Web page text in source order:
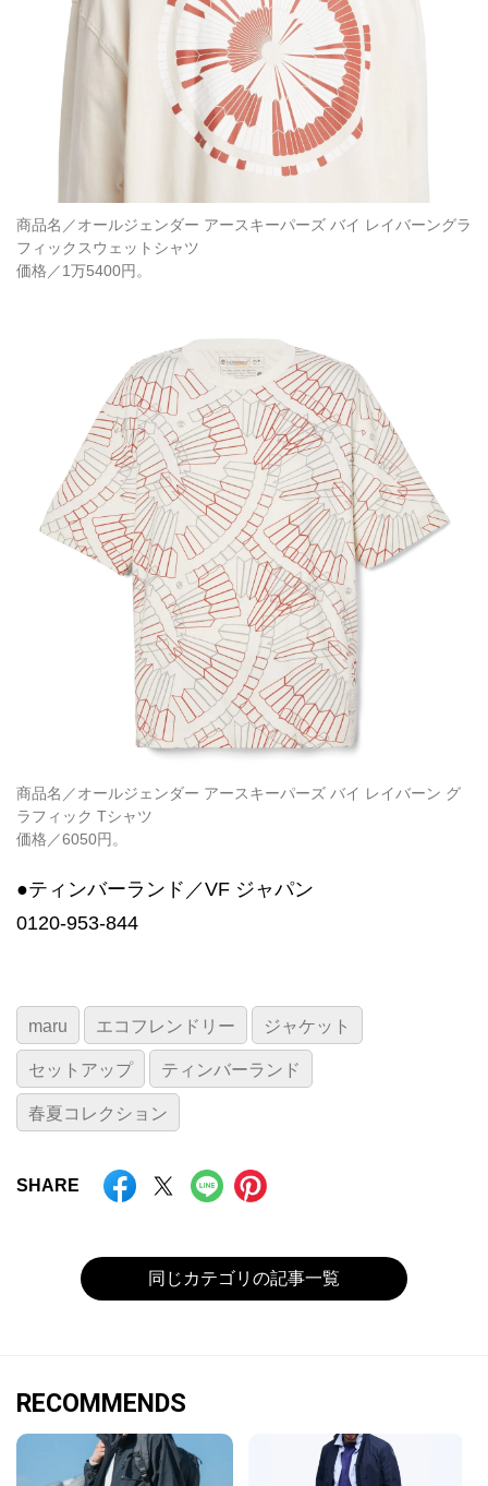
商品名／オールジェンダー アースキーパーズ バイ レイバーングラ
フィックスウェットシャツ
価格／1万5400円。
商品名／オールジェンダー アースキーパーズ バイ レイバーン グ
ラフィック Tシャツ
価格／6050円。
●ティンバーランド／VF ジャパン
0120-953-844
maru エコフレンドリー ジャケット
セットアップ ティンバーランド
春夏コレクション
SHARE
同じカテゴリの記事一覧
RECOMMENDS